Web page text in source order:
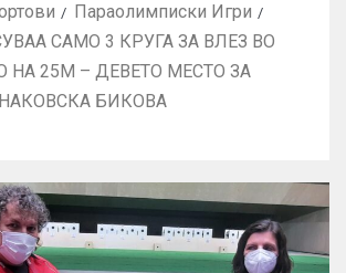
Параолимписки Игри
САМО 3 КРУГА ЗА ВЛЕЗ ВО
НА 25М – ДЕВЕТО МЕСТО ЗА
БИКОВА